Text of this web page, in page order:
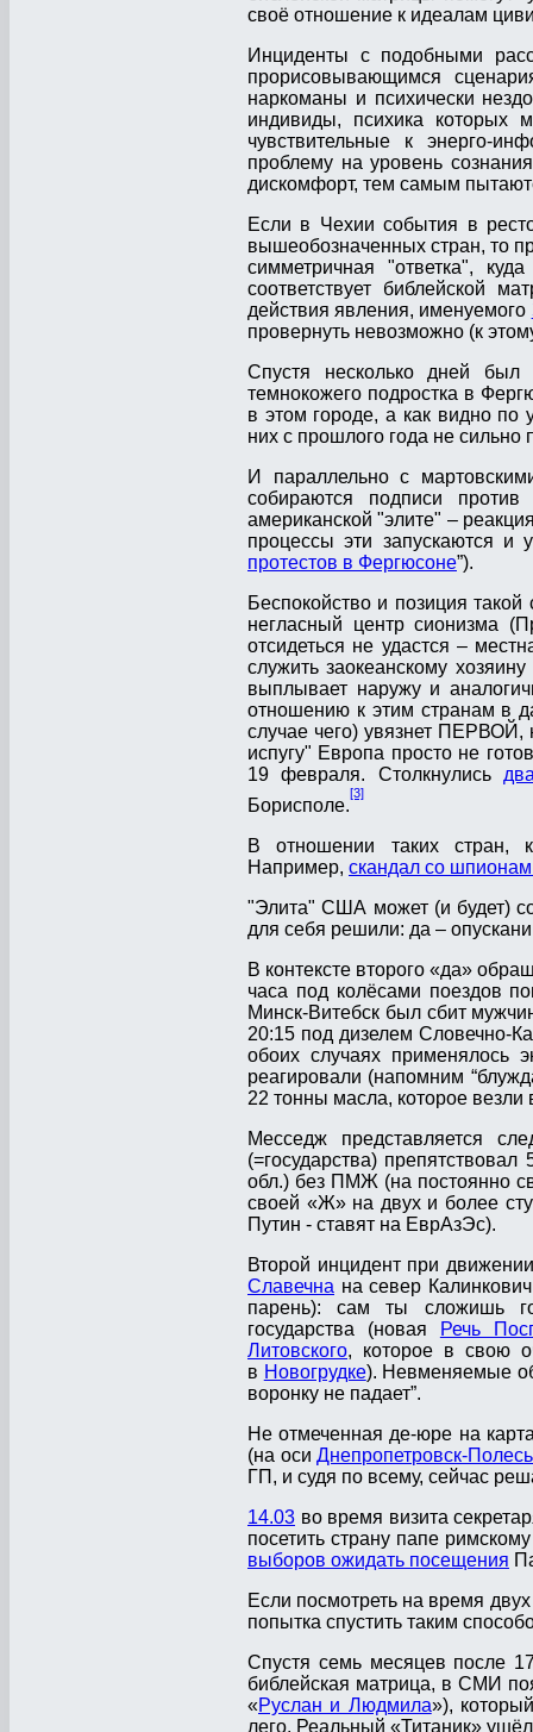
своё отношение к идеалам
Инциденты с подобными
прорисовывающимся
наркоманы и психически
индивиды, психика которых
чувствительные к энерго-
проблему на уровень
дискомфорт, тем самым
Если в Чехии события в
вышеобозначенных стран, то
симметричная "ответка",
соответствует библейской
действия явления, именуемого
провернуть невозможно (к
Спустя несколько дней
темнокожего подростка в
в этом городе, а как видно по
них с прошлого года не сильно
И параллельно с
собираются подписи против
американской "элите" –
процессы эти запускаются и
протестов в Фергюсоне”).
Беспокойство и позиция
негласный центр сионизма
отсидеться не удастся –
служить заокеанскому
выплывает наружу и
отношению к этим странам в
случае чего) увязнет ПЕРВОЙ,
испугу" Европа просто не
19 февраля. Столкнулись
Борисполе.
[3]
В отношении таких стран,
Например, скандал со
"Элита" США может (и будет)
для себя решили: да –
В контексте второго «да»
часа под колёсами поездов
Минск-Витебск был сбит
20:15 под дизелем Словечно-
обоих случаях применялось
реагировали (напомним
22 тонны масла, которое везли
Месседж представляется
(=государства)
обл.) без ПМЖ (на постоянно
своей «Ж» на двух и более
Путин - ставят на ЕврАзЭс).
Второй инцидент при
Славечна на север
парень): сам ты сложишь
государства (новая
Речь
Литовского, которое в свою
в Новогрудке). Невменяемые
воронку не падает”.
Не отмеченная де-юре на
(на осиДнепропетровск-
ГП, и судя по всему, сейчас
14.03 во время визита
посетить страну папе
выборов ожидать посещения
Если посмотреть на время
попытка спустить таким
Спустя семь месяцев после
библейская матрица, в СМИ
«Руслан и Людмила»),
лего. Реальный «Титаник»